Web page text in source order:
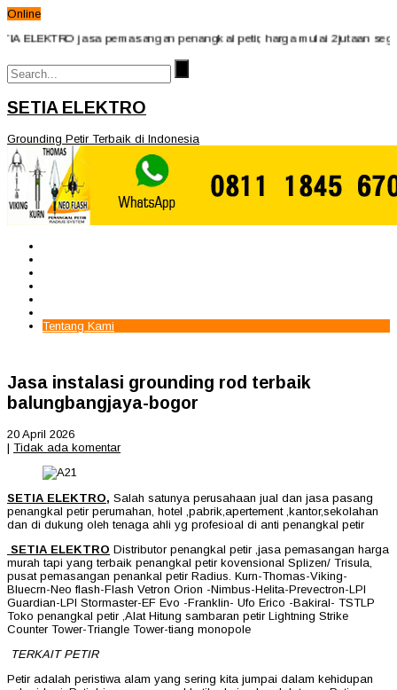
Online
ELEKTRO jasa pemasangan penangkal petir, harga mulai 2jutaan
SETIA ELEKTRO
Grounding Petir Terbaik di Indonesia
Tentang Kami
Jasa instalasi grounding rod terbaik
balungbangjaya-bogor
20 April 2026
| Tidak ada komentar
SETIA ELEKTRO, Salah satunya perusahaan jual dan jasa pasang
penangkal petir perumahan, hotel ,pabrik,apertement ,kantor,sekolahan
dan di dukung oleh tenaga ahli yg profesioal di anti penangkal petir
SETIA ELEKTRO Distributor penangkal petir ,jasa pemasangan harga
murah tapi yang terbaik penangkal petir kovensional Splizen/ Trisula,
pusat pemasangan penankal petir Radius. Kurn-Thomas-Viking-
Bluecrn-Neo flash-Flash Vetron Orion -Nimbus-Helita-Prevectron-LPI
Guardian-LPI Stormaster-EF Evo -Franklin- Ufo Erico -Bakiral- TSTLP
Toko penangkal petir ,Alat Hitung sambaran petir Lightning Strike
Counter Tower-Triangle Tower-tiang monopole
TERKAIT PETIR
Petir adalah peristiwa alam yang sering kita jumpai dalam kehidupan